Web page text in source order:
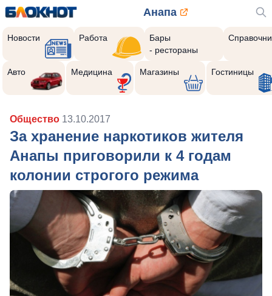
Анапа
Новости Работа
Бары
- рестораны
Авто Медицина Магазины Гостиницы
Общество 13.10.2017
За хранение наркотиков жителя
Анапы приговорили к 4 годам
колонии строгого режима